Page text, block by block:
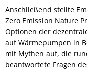
Anschließend stellte
Zero Emission Nature
Optionen der
auf Wärmepumpen in
mit Mythen auf, die
beantwortete Fragen